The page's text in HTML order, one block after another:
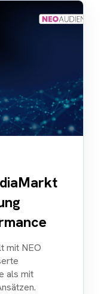
mit NEO
als mit